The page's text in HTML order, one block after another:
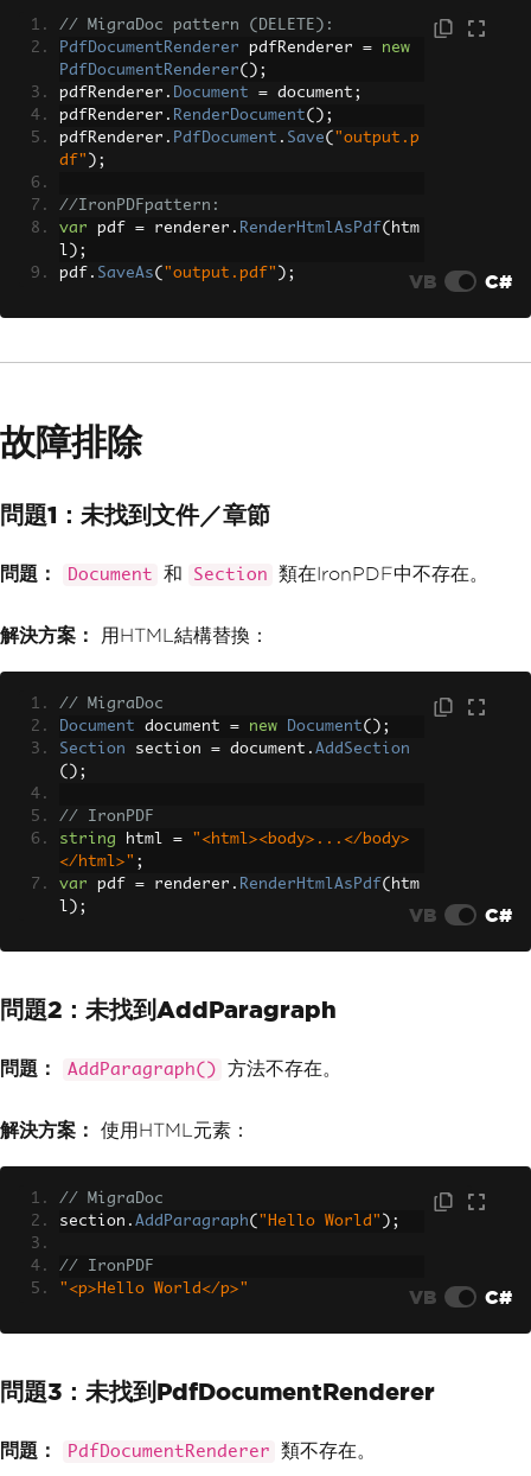
// MigraDoc pattern (DELETE):
PdfDocumentRenderer pdfRenderer =
new
PdfDocumentRenderer();
pdfRenderer . Document = document ;
pdfRenderer . RenderDocument();
pdfRenderer . PdfDocument . Save( "output.p
df" );
//IronPDFpattern:
var pdf = renderer . RenderHtmlAsPdf( htm
l );
pdf . SaveAs( "output.pdf" ); VB C#
故障排除
問題1：未找到文件／章節
問題： Document 和 Section 類在IronPDF中不存在。
解決方案： 用HTML結構替換：
// MigraDoc
Document document = new Document();
Section section = document . AddSection
();
// IronPDF
string html =
"<html><body>...</body>
</html>" ;
var pdf = renderer . RenderHtmlAsPdf( htm
l ); VB C#
問題2：未找到AddParagraph
問題： AddParagraph() 方法不存在。
解決方案： 使用HTML元素：
// MigraDoc
section . AddParagraph( "Hello World" );
// IronPDF
"<p>Hello World</p>"
VB C#
問題3：未找到PdfDocumentRenderer
問題： PdfDocumentRenderer 類不存在。